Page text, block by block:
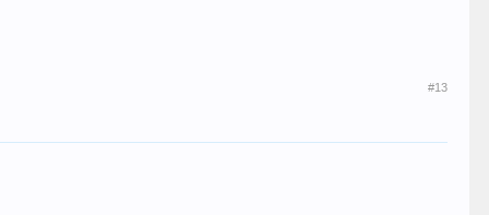
#13